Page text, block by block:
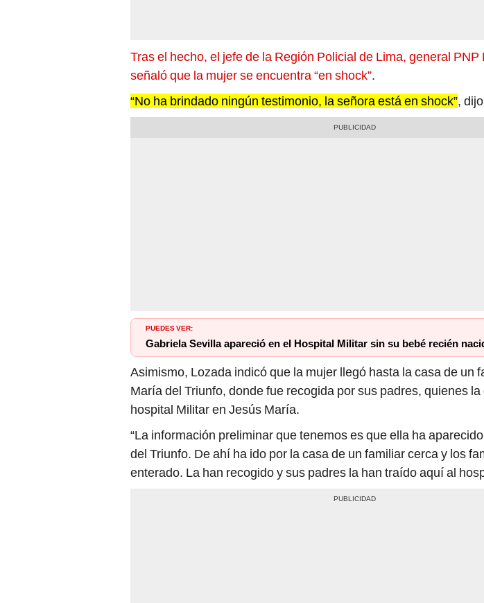
Tras el hecho, el jefe de la Región Policial de Lima, general PNP
señaló que la mujer se encuentra “en shock”.
“No ha brindado ningún testimonio, la señora está en shock”,
PUEDES VER:
Gabriela Sevilla apareció en el Hospital Militar sin su bebé recién
Asimismo, Lozada indicó que la mujer llegó hasta la casa de un
María del Triunfo, donde fue recogida por sus padres, quienes la
hospital Militar en Jesús María.
“La información preliminar que tenemos es que ella ha
del Triunfo. De ahí ha ido por la casa de un familiar cerca y los
enterado. La han recogido y sus padres la han traído aquí al